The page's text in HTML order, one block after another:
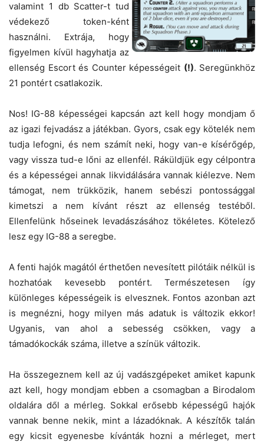
valamint 1 db Scatter-t tud
védekező token-ként
használni. Extrája, hogy
figyelmen kívül hagyhatja az
ellenség Escort és Counter képességeit (!). Seregünkhöz
21 pontért csatlakozik.
Nos! IG-88 képességei kapcsán azt kell hogy mondjam ő
az igazi fejvadász a játékban. Gyors, csak egy kötelék nem
tudja lefogni, és nem számít neki, hogy van-e kísérőgép,
vagy vissza tud-e lőni az ellenfél. Ráküldjük egy célpontra
és a képességei annak likvidálására vannak kiélezve. Nem
támogat, nem trükközik, hanem sebészi pontossággal
kimetszi a nem kívánt részt az ellenség testéből.
Ellenfelünk hőseinek levadászásához tökéletes. Kötelező
lesz egy IG-88 a seregbe.
A fenti hajók magától érthetően nevesített pilótáik nélkül is
hozhatóak kevesebb pontért. Természetesen így
különleges képességeik is elvesznek. Fontos azonban azt
is megnézni, hogy milyen más adatuk is változik ekkor!
Ugyanis, van ahol a sebesség csökken, vagy a
támadókockák száma, illetve a színük változik.
Ha összegeznem kell az új vadászgépeket amiket kapunk
azt kell, hogy mondjam ebben a csomagban a Birodalom
oldalára dől a mérleg. Sokkal erősebb képességű hajók
vannak benne nekik, mint a lázadóknak. A készítők talán
egy kicsit egyenesbe kívánták hozni a mérleget, mert